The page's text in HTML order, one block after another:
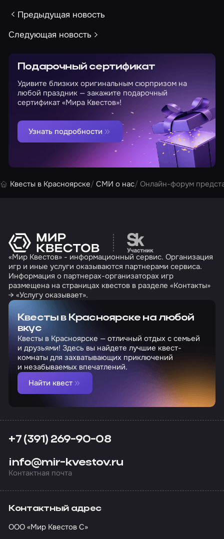
Предыдущая новость
Следующая новость
Подарочный сертификат
Удивите близких оригинальным сюрпризом на
любой праздник — закажите подарочный
сертификат «Мира Квестов»!
Узнать подробности
Квесты в Красноярске СМИ о нас Онлайн-форум
Перейти на сайт
«Мир Квестов» - информационный сервис. Организация
игр и иные услуги оказываются партнерами сервиса.
Информация о партнерах-организаторах игр
размещена на страницах квестов в разделе «Контакты»
→ «Услугу оказывает».
Квесты в Красноярске на любой
вкус
Квесты в Красноярске — отличный отдых с семьей
и друзьями! Здесь вы найдете лучшие квест-
комнаты для захватывающих приключений
и незабываемых впечатлений.
Найти квест
+7 (391) 269-90-08
info@mir-kvestov.ru
Контактная почта
Контактный адрес
ООО «Мир Квестов С»